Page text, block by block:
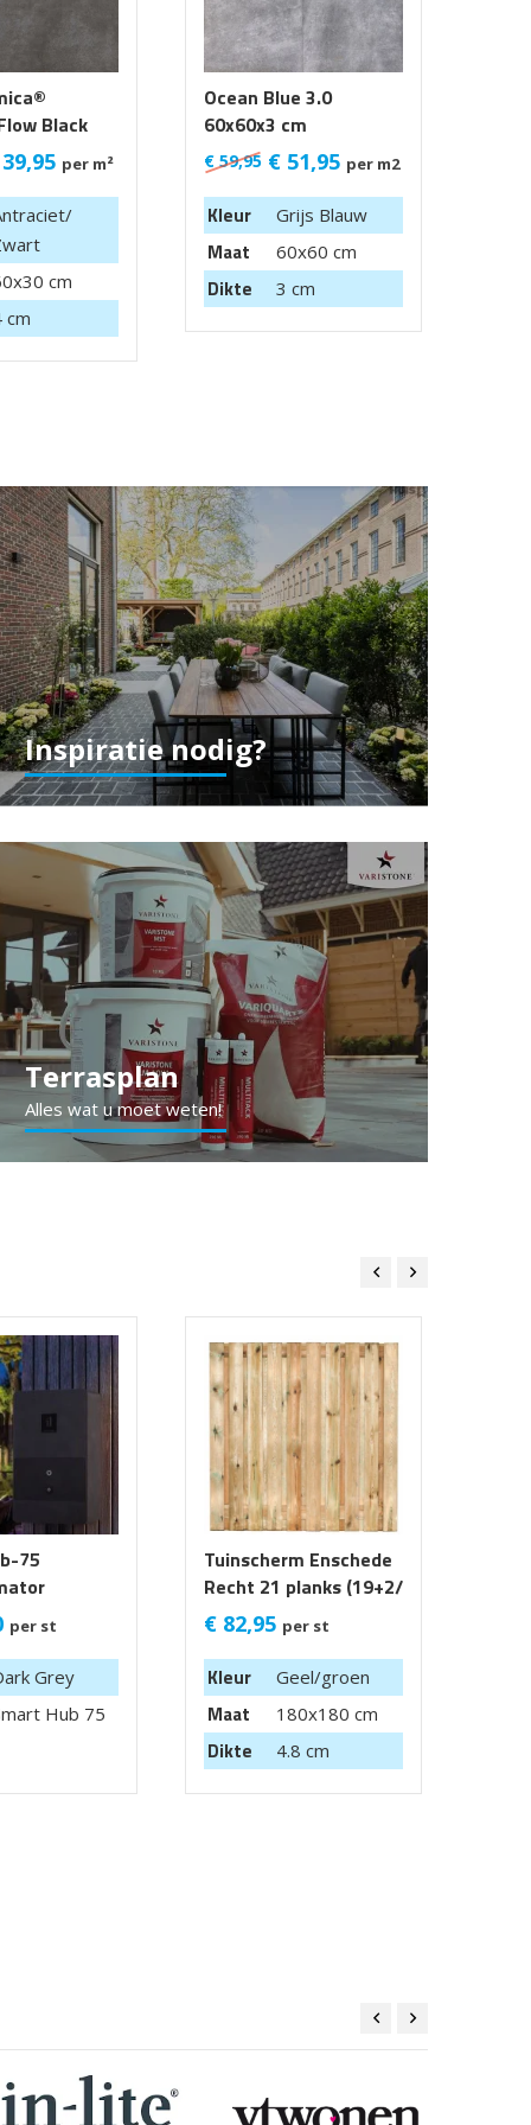
Black
39,95 per m²
cm
cm
Ocean Blue 3.0
60x60x3 cm
€59,95 € 51,95 per m2
Kleur Grijs Blauw
Maat 60x60 cm
Dikte 3 cm
Inspiratie nodig?
Terrasplan
Alles wat u moet weten!
75
per st
Grey
Hub 75
Tuinscherm Enschede
Recht 21 planks (19+2/
Privacy) 180x180 cm
€ 82,95 per st
Kleur Geel/groen
Maat 180x180 cm
Dikte 4.8 cm